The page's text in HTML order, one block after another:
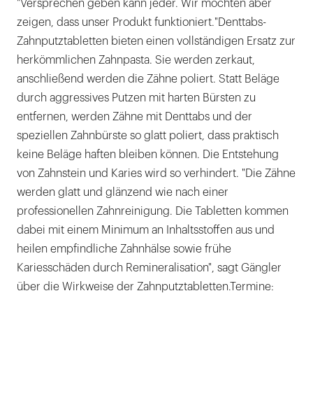
"Versprechen geben kann jeder. Wir möchten aber
zeigen, dass unser Produkt funktioniert."Denttabs-
Zahnputztabletten bieten einen vollständigen Ersatz zur
herkömmlichen Zahnpasta. Sie werden zerkaut,
anschließend werden die Zähne poliert. Statt Beläge
durch aggressives Putzen mit harten Bürsten zu
entfernen, werden Zähne mit Denttabs und der
speziellen Zahnbürste so glatt poliert, dass praktisch
keine Beläge haften bleiben können. Die Entstehung
von Zahnstein und Karies wird so verhindert. "Die Zähne
werden glatt und glänzend wie nach einer
professionellen Zahnreinigung. Die Tabletten kommen
dabei mit einem Minimum an Inhaltsstoffen aus und
heilen empfindliche Zahnhälse sowie frühe
Kariesschäden durch Remineralisation", sagt Gängler
über die Wirkweise der Zahnputztabletten.Termine: